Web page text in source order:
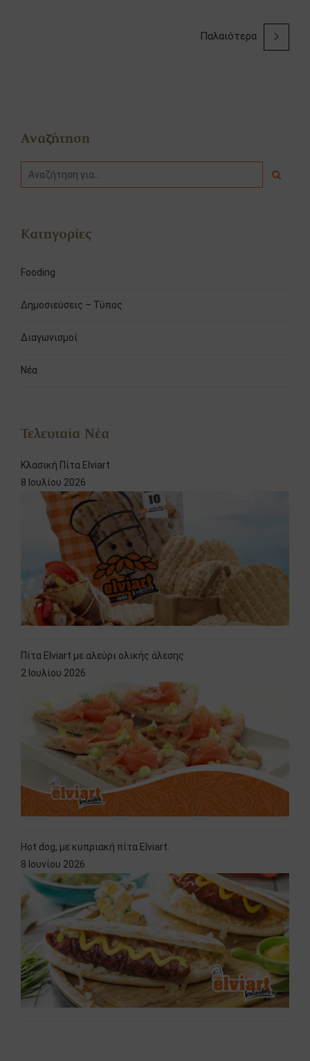
Παλαιότερα
Αναζήτηση
Κατηγορίες
Fooding
Δημοσιεύσεις – Τύπος
Διαγωνισμοί
Νέα
Τελευταία Νέα
Κλασική Πίτα Elviart
8 Ιουλίου 2026
Πίτα Elviart με αλεύρι ολικής άλεσης
2 Ιουλίου 2026
Hot dog, με κυπριακή πίτα Elviart.
8 Ιουνίου 2026